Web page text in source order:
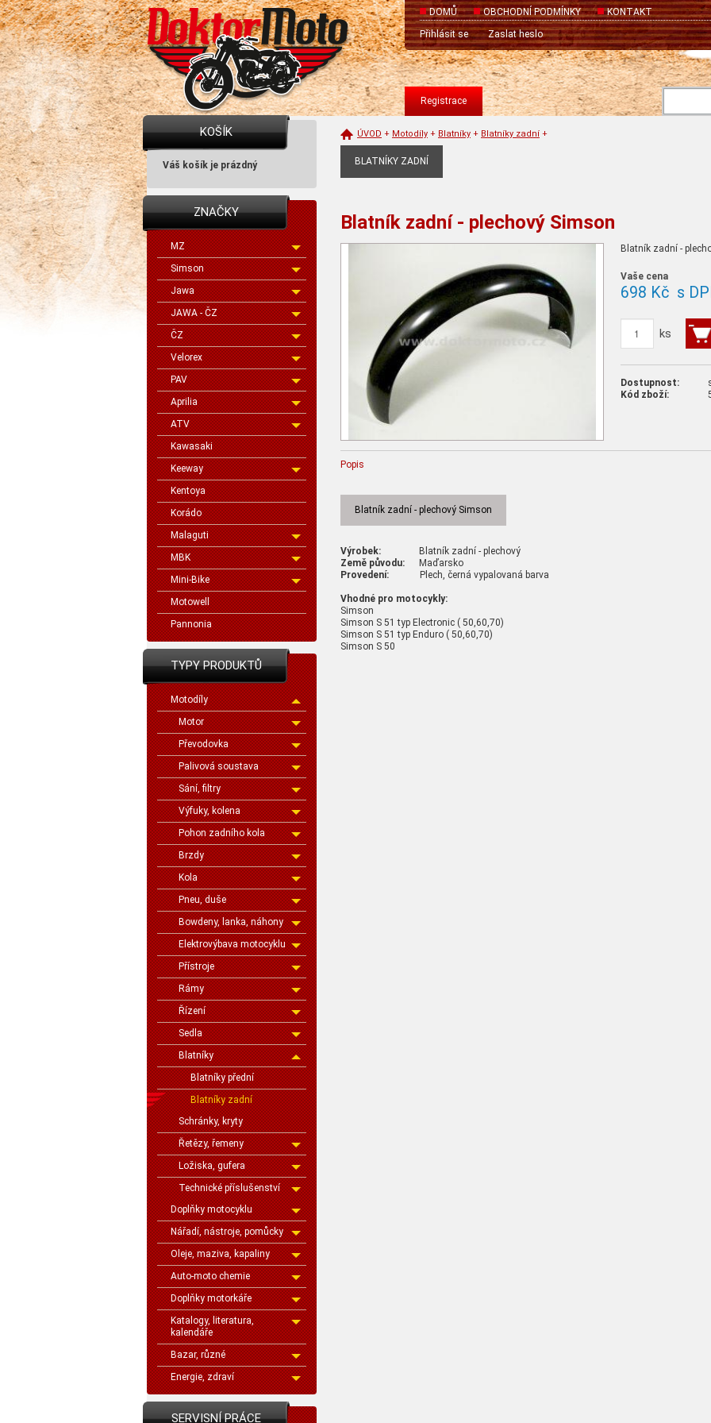
DOMŮ OBCHODNÍ PODMÍNKY
KONTAKT
Přihlásit se
Zaslat heslo
Registrace
KOŠÍK
Váš košík je prázdný
ZNAČKY
MZ
Simson
Jawa
JAWA - ČZ
ČZ
Velorex
PAV
Aprilia
ATV
Kawasaki
Keeway
Kentoya
Korádo
Malaguti
MBK
Mini-Bike
Motowell
Pannonia
TYPY PRODUKTŮ
Motodíly
Motor
Převodovka
Palivová soustava
Sání, filtry
Výfuky, kolena
Pohon zadního kola
Brzdy
Kola
Pneu, duše
Bowdeny, lanka, náhony
Elektrovýbava motocyklu
Přístroje
Rámy
Řízení
Sedla
Blatníky
Blatníky přední
Blatníky zadní
Schránky, kryty
Řetězy, řemeny
Ložiska, gufera
Technické příslušenství
Doplňky motocyklu
Nářadí, nástroje, pomůcky
Oleje, maziva, kapaliny
Auto-moto chemie
Doplňky motorkáře
Katalogy, literatura,
kalendáře
Bazar, různé
Energie, zdraví
SERVISNÍ PRÁCE
ÚVOD + Motodíly + Blatníky + Blatníky zadní +
BLATNÍKY ZADNÍ
Blatník zadní - plechový Simson
Blatník zadní -
Vaše cena
698 Kč s
ks
Dostupnost:
Kód zboží:
Popis
Blatník zadní - plechový Simson
Výrobek: Blatník zadní - plechový
Země původu: Maďarsko
Provedení: Plech, černá vypalovaná barva
Vhodné pro motocykly:
Simson
Simson S 51 typ Electronic ( 50,60,70)
Simson S 51 typ Enduro ( 50,60,70)
Simson S 50